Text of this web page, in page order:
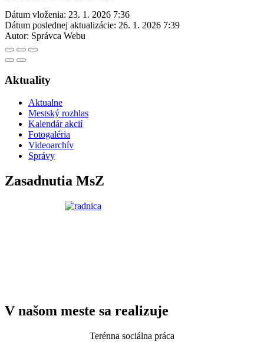
Dátum vloženia: 23. 1. 2026 7:36
Dátum poslednej aktualizácie: 26. 1. 2026 7:39
Autor: Správca Webu
Aktuality
Aktualne
Mestský rozhlas
Kalendár akcií
Fotogaléria
Videoarchív
Správy
Zasadnutia MsZ
V našom meste sa realizuje
Terénna sociálna práca